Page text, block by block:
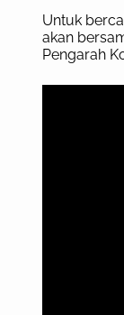
Untuk
akan
Pengarah